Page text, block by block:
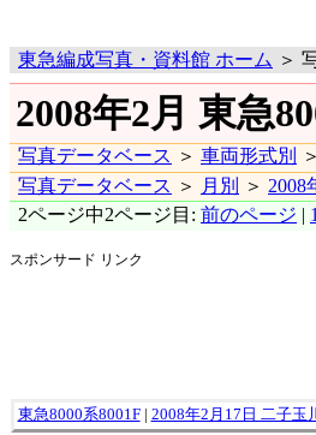
東急編成写真・資料館 ホーム ＞
2008年2月 東急
写真データベース ＞ 車両形式別 ＞
写真データベース ＞ 月別 ＞ 2008
2ページ中2ページ目: 前のページ | 1
スポンサード リンク
東急8000系8001F| 2008年2月17日 二子玉川